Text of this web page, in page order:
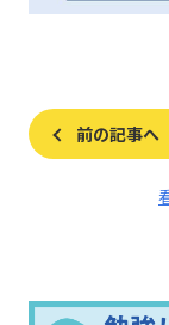
前の記事へ